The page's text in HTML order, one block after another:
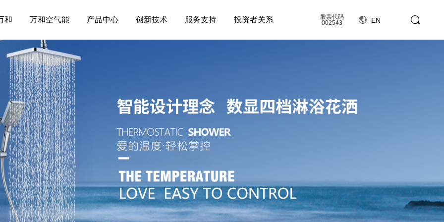
和 万和空气能 产品中心 创新技术 服务支持 投资者关系
股票代码
002543
EN